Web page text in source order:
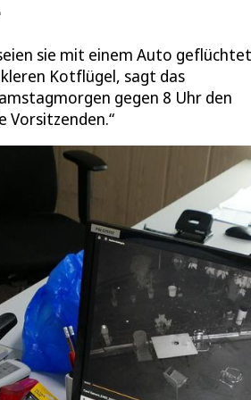
sie mit einem Auto
Kotflügel, sagt das
gegen 8 Uhr den
Vorsitzenden.“